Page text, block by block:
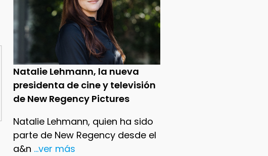
Natalie Lehmann, la nueva
presidenta de cine y televisión
de New Regency Pictures
Natalie Lehmann, quien ha sido
parte de New Regency desde el
a&n ...ver más